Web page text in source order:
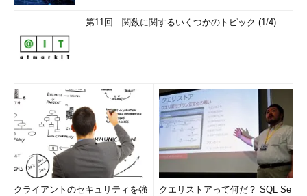
第11回 関数に関するいくつかのトピック (1/4)
クライアントのセキュリティを強
クエリストアって何だ？ SQL Se